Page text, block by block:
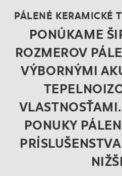
PÁLENÉ KERAMICKÉ
PONÚKAME
ROZMEROV
VÝBORNÝMI
PONUKY